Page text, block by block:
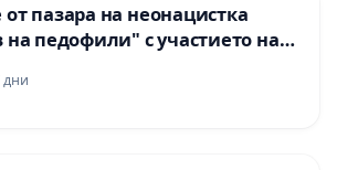
пазара на неонацистка
на педофили" с участието на
дни